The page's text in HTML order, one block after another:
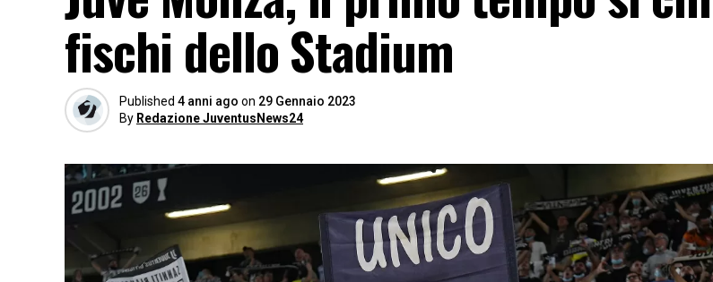
fischi dello Stadium
Published 4 anni ago on 29 Gennaio 2023
By Redazione JuventusNews24